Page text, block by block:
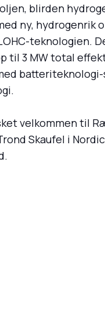
blirden
ny, hydrogenrik
teknologien.
til 3 MW total
velkommen til
Skaufel i